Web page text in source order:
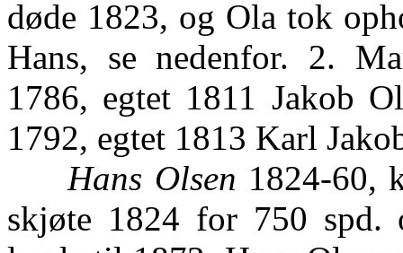
døde 1823, og Ola tok
Hans, se nedenfor. 2.
1786, egtet 1811 Jakob
1792, egtet 1813 Karl
Hans Olsen 1824-60,
skjøte 1824 for 750 spd.